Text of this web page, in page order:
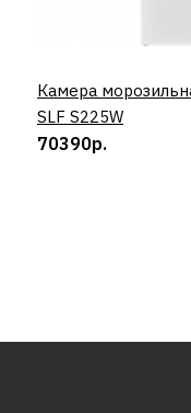
Камера
SLF S225W
70390р.